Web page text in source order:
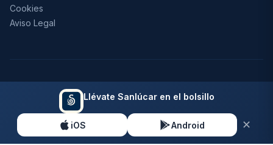
Cookies
Aviso Legal
en Sanlúcar de Barrameda
Llévate Sanlúcar en el bolsillo
iOS Android ✕